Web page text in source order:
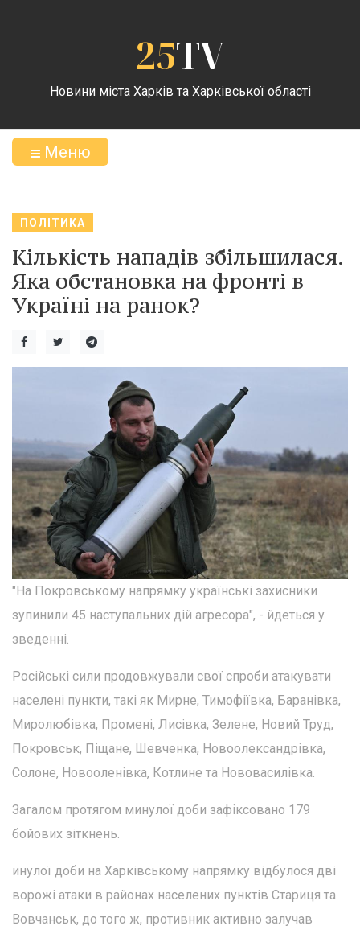
25TV
Новини міста Харків та Харківської області
Меню
ПОЛІТИКА
Кількість нападів збільшилася.
Яка обстановка на фронті в
Україні на ранок?
"На Покровському напрямку українські захисники
зупинили 45 наступальних дій агресора", - йдеться у
зведенні.
Російські сили продовжували свої спроби атакувати
населені пункти, такі як Мирне, Тимофіївка, Баранівка,
Миролюбівка, Промені, Лисівка, Зелене, Новий Труд,
Покровськ, Піщане, Шевченка, Новоолександрівка,
Солоне, Новооленівка, Котлине та Нововасилівка.
Загалом протягом минулої доби зафіксовано 179
бойових зіткнень.
инулої доби на Харківському напрямку відбулося дві
ворожі атаки в районах населених пунктів Стариця та
Вовчанськ, до того ж, противник активно залучав